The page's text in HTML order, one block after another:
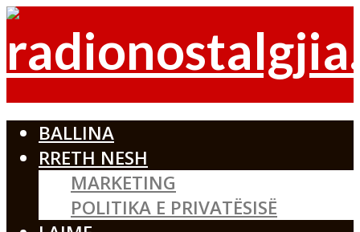
BALLINA
RRETH NESH
MARKETING
POLITIKA E PRIVATËSISË